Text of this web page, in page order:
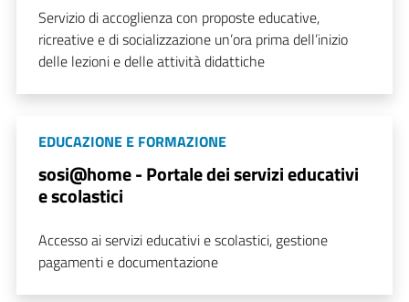
Servizio di accoglienza con proposte educative,
ricreative e di socializzazione un’ora prima dell’inizio
delle lezioni e delle attività didattiche
EDUCAZIONE E FORMAZIONE
sosi@home - Portale dei servizi educativi
e scolastici
Accesso ai servizi educativi e scolastici, gestione
pagamenti e documentazione